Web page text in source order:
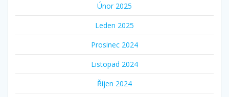
Únor 2025
Leden 2025
Prosinec 2024
Listopad 2024
Říjen 2024